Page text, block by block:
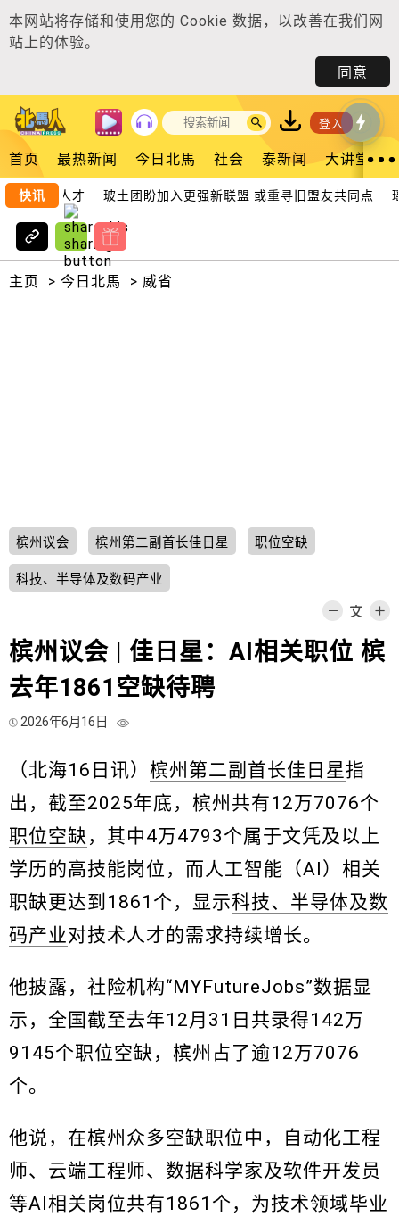
本网站将存储和使用您的 Cookie 数据，以改善在我们网
站上的体验。
同意
登入
首页 最热新闻 今日北馬 社会 泰新闻 大讲堂
快讯
大马人才 玻土团盼加入更强新联盟 或重寻旧盟友共同点 瑶
主页 > 今日北馬 > 威省
槟州议会 槟州第二副首长佳日星 职位空缺
科技、半导体及数码产业
槟州议会 | 佳日星：AI相关职位 槟
去年1861空缺待聘
2026年6月16日
（北海16日讯） 槟州第二副首长佳日星指
出，截至2025年底，槟州共有12万7076个
职位空缺 ，其中4万4793个属于文凭及以上
学历的高技能岗位，而人工智能（AI）相关
职缺更达到1861个，显示科技、半导体及数
码产业对技术人才的需求持续增长。
他披露，社险机构“MYFutureJobs”数据显
示，全国截至去年12月31日共录得142万
9145个职位空缺 ，槟州占了逾12万7076
个。
他说，在槟州众多空缺职位中，自动化工程
师、云端工程师、数据科学家及软件开发员
等AI相关岗位共有1861个，为技术领域毕业